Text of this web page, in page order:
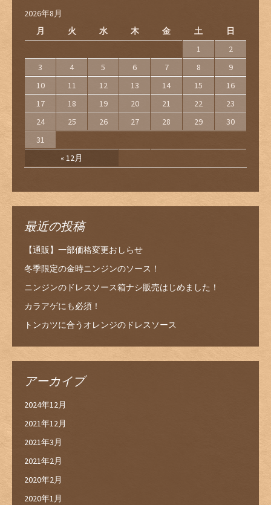
2026年8月
月
火 水 木 金 土 日
« 12月
1
2
3
4 5 6 7 8
9
10
11 12 13 14 15
16
17
18 19 20 21 22
23
24
25 26 27 28 29
30
31
最近の投稿
【通販】一部価格変更おしらせ
冬季限定の金時ニンジンのソース！
ニンジンのドレスソース箱ナシ販売はじめました！
カラアゲにも必須！
トンカツに合うオレンジのドレスソース
アーカイブ
2024年12月
2021年12月
2021年3月
2021年2月
2020年2月
2020年1月